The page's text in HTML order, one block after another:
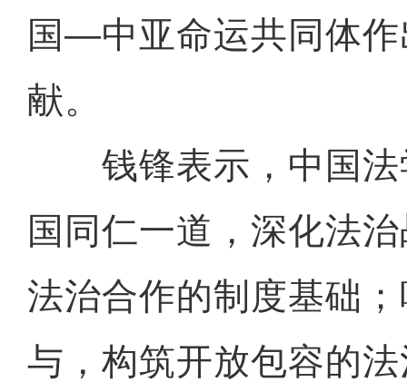
国—中亚命运共同体
献。
钱锋表示，中国法
国同仁一道，深化法
法治合作的制度基础
与，构筑开放包容的